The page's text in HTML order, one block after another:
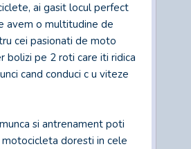
ai gasit locul perfect
avem o multitudine de
cei pasionati de moto
bolizi pe 2 roti care iti ridica
cand conduci c u viteze
si antrenament poti
doresti in cele